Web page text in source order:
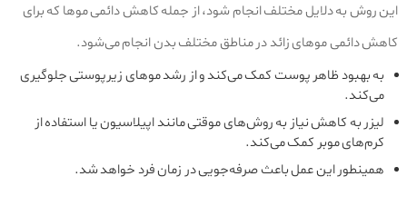
این روش به دلایل مختلف انجام شود، از جمله کاهش دائمی موها که برای
کاهش دائمی موهای زائد در مناطق مختلف بدن انجام می‌شود.
به بهبود ظاهر پوست کمک می‌کند و از رشد موهای زیرپوستی جلوگیری
می‌کند.
لیزر به کاهش نیاز به روش‌های موقتی مانند اپیلاسیون یا استفاده از
کرم‌های موبر کمک می‌کند.
همینطور این عمل باعث صرفه‌جویی در زمان فرد خواهد شد.